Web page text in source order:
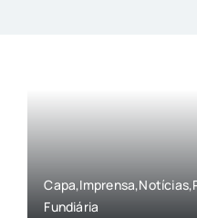
Fundiária